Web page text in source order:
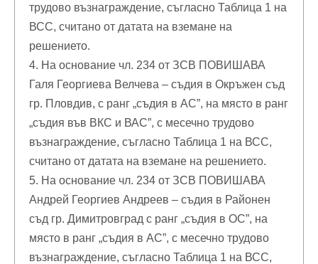
трудово възнаграждение, съгласно Таблица 1 на
ВСС, считано от датата на вземане на
решението.
4. На основание чл. 234 от ЗСВ ПОВИШАВА
Галя Георгиева Велчева – съдия в Окръжен съд
гр. Пловдив, с ранг „съдия в АС”, на място в ранг
„съдия във ВКС и ВАС”, с месечно трудово
възнаграждение, съгласно Таблица 1 на ВСС,
считано от датата на вземане на решението.
5. На основание чл. 234 от ЗСВ ПОВИШАВА
Андрей Георгиев Андреев – съдия в Районен
съд гр. Димитровград с ранг „съдия в ОС”, на
място в ранг „съдия в АС”, с месечно трудово
възнаграждение, съгласно Таблица 1 на ВСС,